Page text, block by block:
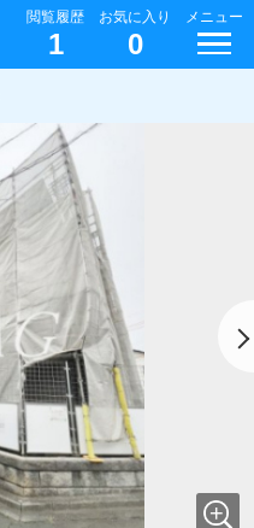
閲覧履歴
1
お気に入り
0
メニュー